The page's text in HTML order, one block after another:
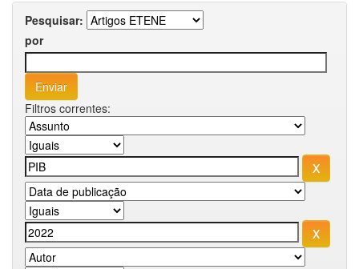
Pesquisar:
por
Filtros correntes: